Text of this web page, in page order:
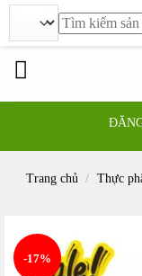
Tìm
kiếm:
Trang chủ / Thực
-17%